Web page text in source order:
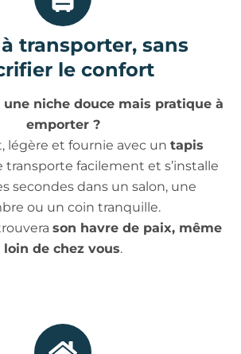
transporter, sans
le confort
une niche douce mais pratique à
emporter ?
légère et fournie avec un tapis
transporte facilement et s’installe
secondes dans un salon, une
ou un coin tranquille.
son havre de paix, même
loin de chez vous.